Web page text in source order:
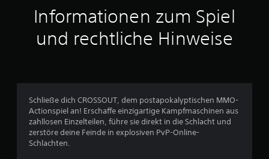
t
t
i
c
h
Informationen zum Spiel
und rechtliche Hinweise
Schließe dich CROSSOUT, dem postapokalyptischen MMO-
Actionspiel an! Erschaffe einzigartige Kampfmaschinen aus
zahllosen Einzelteilen, führe sie direkt in die Schlacht und
zerstöre deine Feinde in explosiven PvP-Online-
Schlachten.